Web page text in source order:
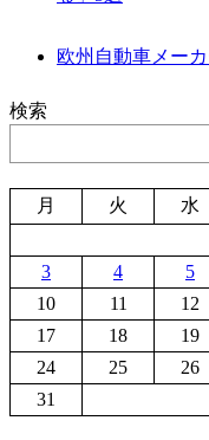
欧州自動車メー
検索
月
火 水
3
4 5
10
11 12
17
18 19
24
25 26
31